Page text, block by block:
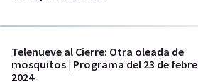
Telenueve al Cierre: Otra oleada de
mosquitos | Programa del 23 de
2024